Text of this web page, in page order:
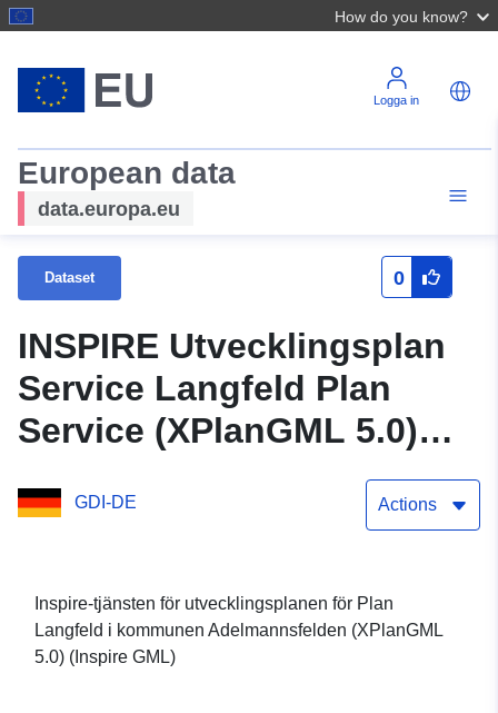
How do you know?
Logga in
European data
data.europa.eu
Dataset 0
INSPIRE Utvecklingsplan
Service Langfeld Plan
Service (XPlanGML 5.0)
GDI-DE Actions
Inspire-tjänsten för utvecklingsplanen för Plan
Langfeld i kommunen Adelmannsfelden (XPlanGML
5.0) (Inspire GML)